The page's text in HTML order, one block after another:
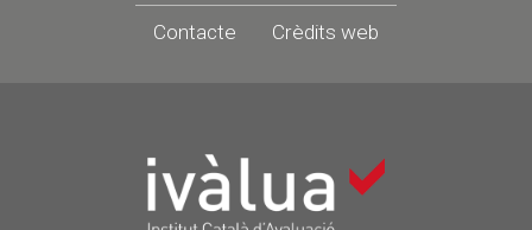
Contacte Crèdits web